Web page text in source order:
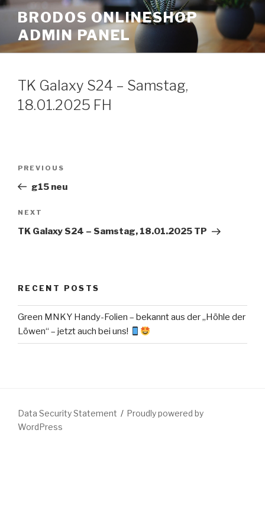
Skip
content
BRODOS ONLINESHOP
ADMIN PANEL
TK Galaxy S24 – Samstag,
18.01.2025 FH
Previous
Post
PREVIOUS
g15 neu
Next
Post
NEXT
TK Galaxy S24 – Samstag, 18.01.2025 TP
RECENT POSTS
Green MNKY Handy-Folien – bekannt aus der „Höhle der
Löwen“ – jetzt auch bei uns!
Data Security Statement
Proudly powered by
WordPress